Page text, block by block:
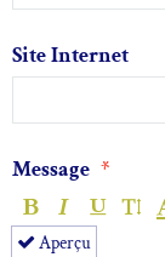
Site Internet
Message
Aperçu